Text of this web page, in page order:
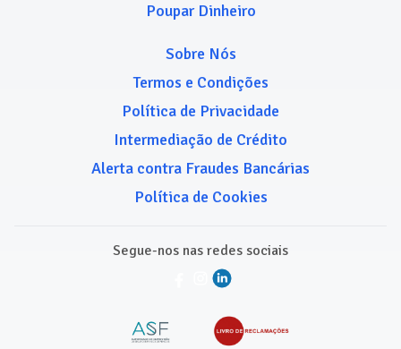
Poupar Dinheiro
Sobre Nós
Termos e Condições
Política de Privacidade
Intermediação de Crédito
Alerta contra Fraudes Bancárias
Política de Cookies
Segue-nos nas redes sociais